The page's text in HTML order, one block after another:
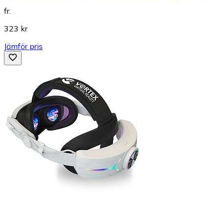
fr.
323 kr
Jämför pris